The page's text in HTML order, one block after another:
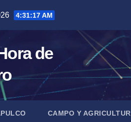
4:31:18 AM
de
CAMPO Y